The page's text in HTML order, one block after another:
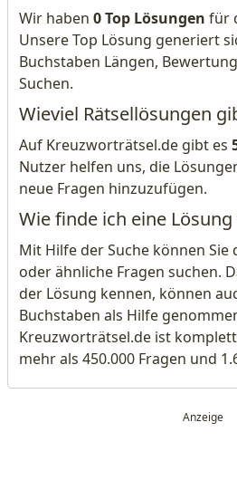
Wir haben 0 Top Lösungen für
Unsere Top Lösung generiert
Buchstaben Längen,
Suchen.
Wieviel Rätsellösungen
Auf Kreuzworträtsel.de gibt es
Nutzer helfen uns, die
neue Fragen hinzuzufügen.
Wie finde ich eine
Mit Hilfe der Suche können Sie
oder ähnliche Fragen suchen.
der Lösung kennen, können
Buchstaben als Hilfe
Kreuzworträtsel.de ist
mehr als 450.000 Fragen und